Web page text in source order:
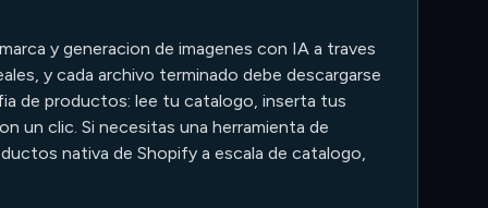
y generacion de imagenes con IA a traves
y cada archivo terminado debe descargarse
de productos: lee tu catalogo, inserta tus
un clic. Si necesitas una herramienta de
nativa de Shopify a escala de catalogo,